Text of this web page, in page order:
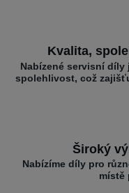
Kvalita,
Nabízené servisní
spolehlivost, což
Široký
Nabízíme díly pro
místě